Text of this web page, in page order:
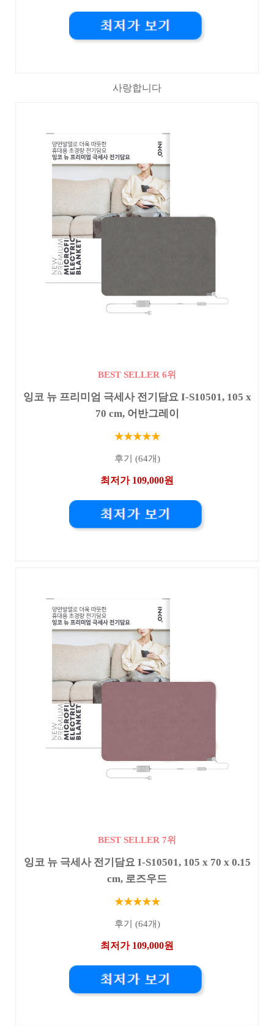
사랑합니다
BEST SELLER 6위
잉코 뉴 프리미엄 극세사 전기담요 I-S10501, 105 x
70 cm, 어반그레이
★★★★★
후기 (64개)
최저가 109,000원
BEST SELLER 7위
잉코 뉴 극세사 전기담요 I-S10501, 105 x 70 x 0.15
cm, 로즈우드
★★★★★
후기 (64개)
최저가 109,000원